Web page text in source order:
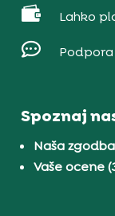
 Lahko

Spoznaj
Naša zgodba
Vaše ocene